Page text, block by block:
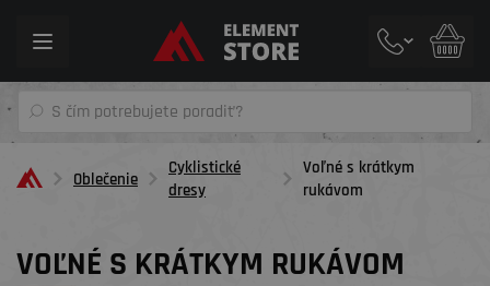
Toggle
Oblečenie
Cyklistické
dresy
Voľné s krátkym
rukávom
VOĽNÉ S KRÁTKYM RUKÁVOM